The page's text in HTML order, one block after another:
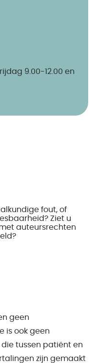
9.00-12.00 en
fout, of
Ziet u
auteursrechten
geen
is ook geen
tussen patiënt en
zijn gemaakt